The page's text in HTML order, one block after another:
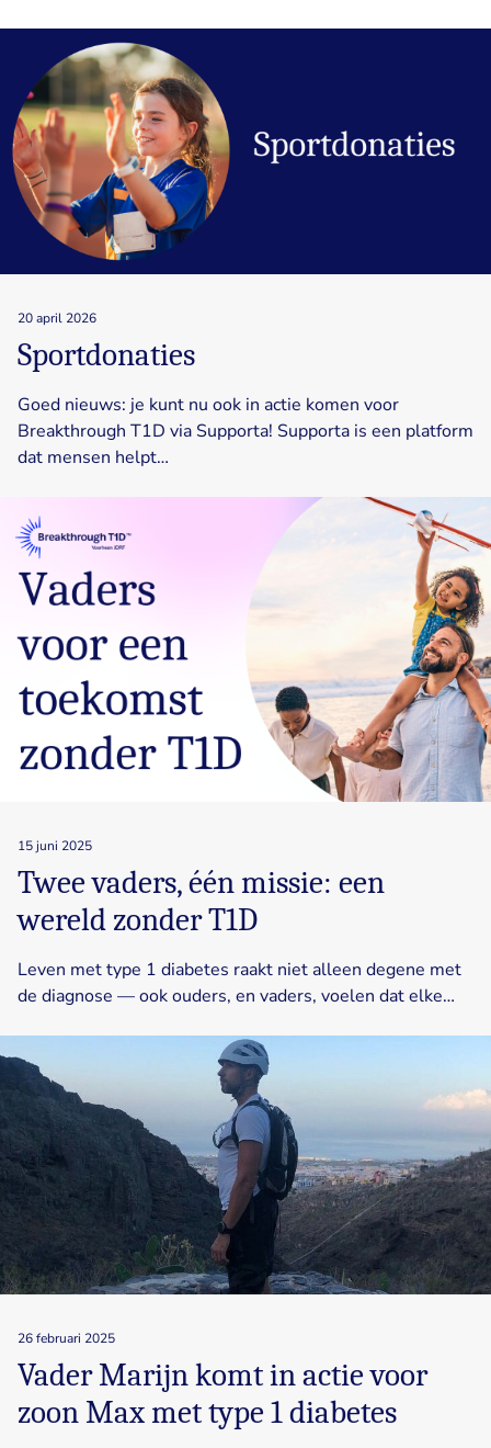
20 april 2026
Sportdonaties
Goed nieuws: je kunt nu ook in actie komen voor
Breakthrough T1D via Supporta! Supporta is een platform
dat mensen helpt…
15 juni 2025
Twee vaders, één missie: een
wereld zonder T1D
Leven met type 1 diabetes raakt niet alleen degene met
de diagnose — ook ouders, en vaders, voelen dat elke…
26 februari 2025
Vader Marijn komt in actie voor
zoon Max met type 1 diabetes